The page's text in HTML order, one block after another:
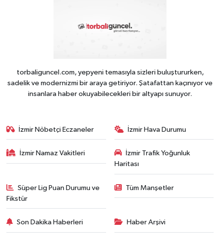
torbaliguncel.com, yepyeni temasıyla sizleri buluştururken,
sadelik ve modernizmi bir araya getiriyor. Şatafattan kaçınıyor ve
insanlara haber okuyabilecekleri bir altyapı sunuyor.
İzmir Nöbetçi Eczaneler İzmir Hava Durumu
İzmir Namaz Vakitleri
İzmir Trafik Yoğunluk
Haritası
Süper Lig Puan Durumu ve
Fikstür
Tüm Manşetler
Son Dakika Haberleri Haber Arşivi